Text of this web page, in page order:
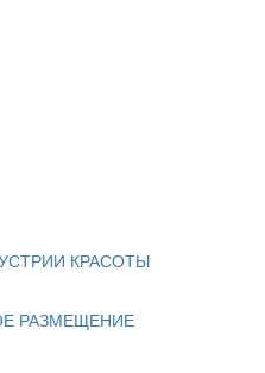
КРАСОТЫ
РАЗМЕЩЕНИЕ